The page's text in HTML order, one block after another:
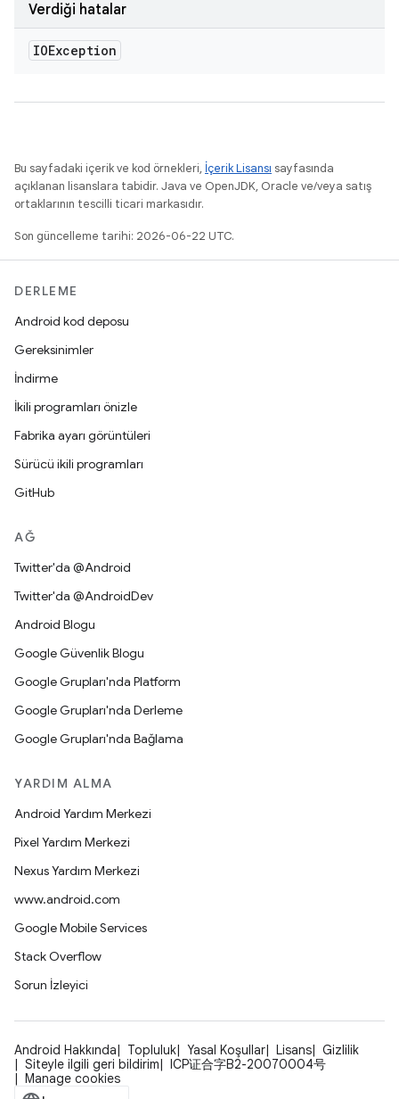
Verdiği hatalar
IOException
Bu sayfadaki içerik ve kod örnekleri, İçerik Lisansı sayfasında
açıklanan lisanslara tabidir. Java ve OpenJDK, Oracle ve/veya satış
ortaklarının tescilli ticari markasıdır.
Son güncelleme tarihi: 2026-06-22 UTC.
DERLEME
Android kod deposu
Gereksinimler
İndirme
İkili programları önizle
Fabrika ayarı görüntüleri
Sürücü ikili programları
GitHub
AĞ
Twitter'da @Android
Twitter'da @AndroidDev
Android Blogu
Google Güvenlik Blogu
Google Grupları'nda Platform
Google Grupları'nda Derleme
Google Grupları'nda Bağlama
YARDIM ALMA
Android Yardım Merkezi
Pixel Yardım Merkezi
Nexus Yardım Merkezi
www.android.com
Google Mobile Services
Stack Overflow
Sorun İzleyici
Android Hakkında Topluluk Yasal Koşullar Lisans
Gizlilik
Siteyle ilgili geri bildirim
ICP证合字B2-20070004号
Manage cookies